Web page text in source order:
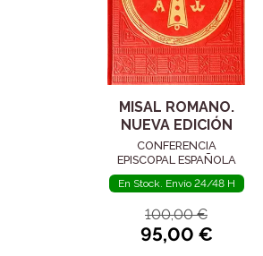
MISAL ROMANO.
NUEVA EDICIÓN
CONFERENCIA
EPISCOPAL ESPAÑOLA
En Stock. Envío 24/48 H
100,00 €
95,00 €